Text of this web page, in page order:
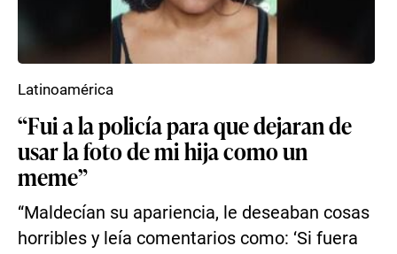
“Fui a la policía para que dejaran de
usar la foto de mi hija como un
meme”
“Maldecían su apariencia, le deseaban cosas
horribles y leía comentarios como: ‘Si fuera
Latinoamérica